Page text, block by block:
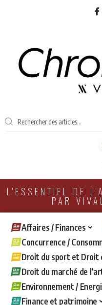
L'ESSENTIEL DE
PAR
Affaires / Finances
Concurrence /
Droit du sport et Droit
Droit du marché de
Environnement /
Finance et patrimoine